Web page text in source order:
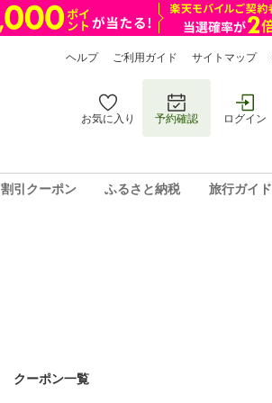
ヘルプ ご利用ガイド サイトマップ
お気に入り 予約確認 ログイン
割引クーポン ふるさと納税 旅行ガイド
クーポン一覧